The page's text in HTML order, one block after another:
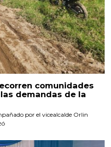
comunidades
demandas de la
por el vicealcalde Orlin